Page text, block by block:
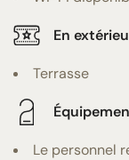
En
Terrasse
Le personnel